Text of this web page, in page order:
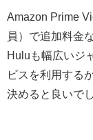
Amazon Prime
員）で追加料金
Huluも幅広いジ
ビスを利用する
決めると良いで